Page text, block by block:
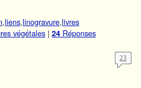
,liens,linogravure,livres
végétales | 24 Réponses
23